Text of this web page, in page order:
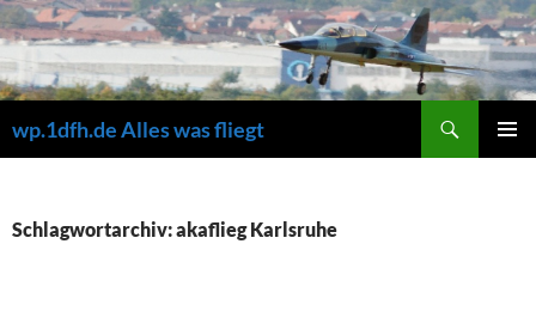
Zum
Inhalt
springen
wp.1dfh.de Alles was fliegt
Schlagwortarchiv: akaflieg Karlsruhe